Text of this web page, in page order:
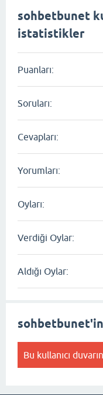
sohbetbunet
istatistikler
Puanları:
Soruları:
Cevapları:
Yorumları:
Oyları:
Verdiği Oylar:
Aldığı Oylar:
sohbetbunet'in
Bu kullanıcı